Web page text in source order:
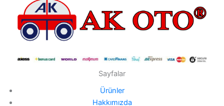
Sayfalar
Ürünler
Hakkımızda